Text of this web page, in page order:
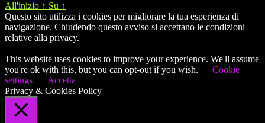
All'inizio ↑ Su ↑
Questo sito utilizza i cookies per migliorare la tua esperienza di
navigazione. Chiudendo questo avviso si accettano le condizioni
relative alla privacy.
This website uses cookies to improve your experience. We'll assume
you're ok with this, but you can opt-out if you wish.
Cookie
settings
Accetta
Privacy & Cookies Policy